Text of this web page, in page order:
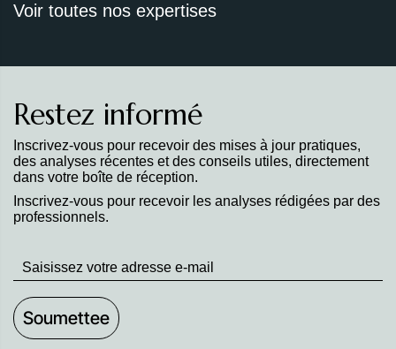
Voir toutes nos expertises
Restez informé
Inscrivez-vous pour recevoir des mises à jour pratiques,
des analyses récentes et des conseils utiles, directement
dans votre boîte de réception.
Inscrivez-vous pour recevoir les analyses rédigées par des
professionnels.
Stay
up
to
Date